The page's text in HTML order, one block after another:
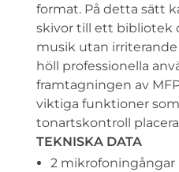
format. På detta sätt
skivor till ett bibliotek
musik utan irriterande
höll professionella
framtagningen av
viktiga funktioner
tonartskontroll
TEKNISKA DATA
2 mikrofoningångar